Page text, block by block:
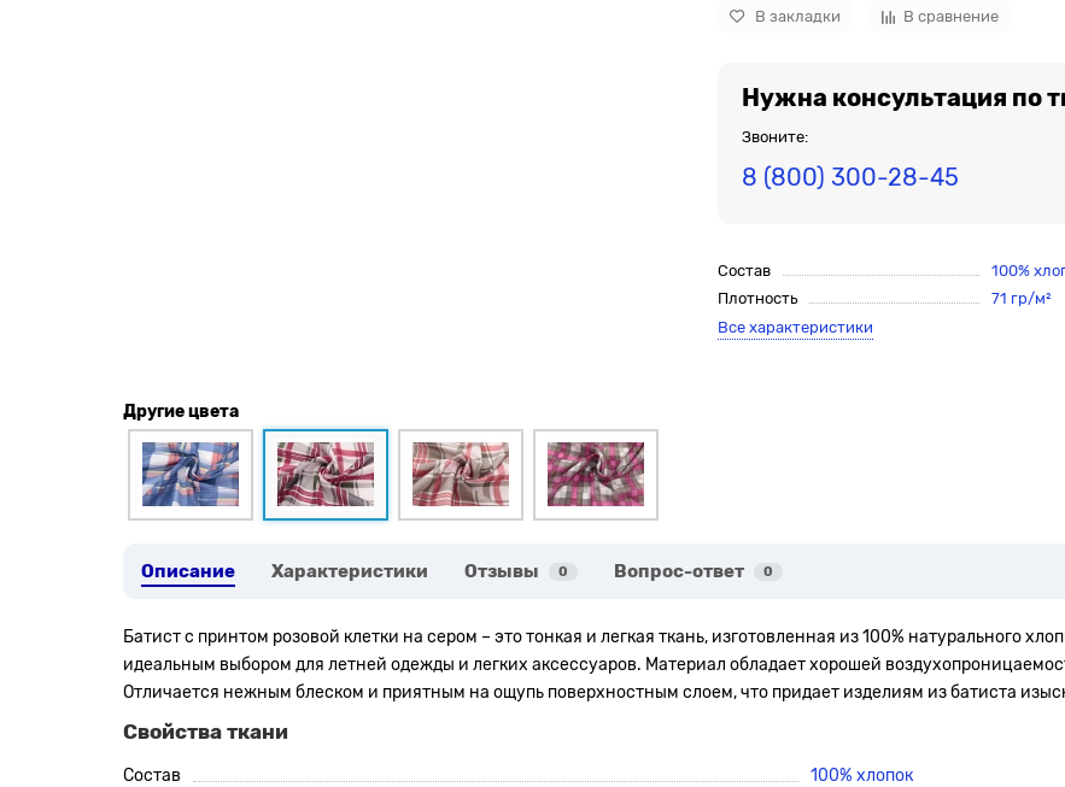
В закладки В сравнение
Нужна консультация по
Звоните:
8 (800) 300-28-45
Состав
100%
Плотность
71 гр/м²
Все характеристики
Другие цвета
Описание Характеристики Отзывы 0 Вопрос-ответ 0
Батист с принтом розовой клетки на сером – это тонкая и легкая ткань, изготовленная из 100% натурального
идеальным выбором для летней одежды и легких аксессуаров. Материал обладает хорошей
Отличается нежным блеском и приятным на ощупь поверхностным слоем, что придает изделиям из батиста
Свойства ткани
Состав
100% хлопок